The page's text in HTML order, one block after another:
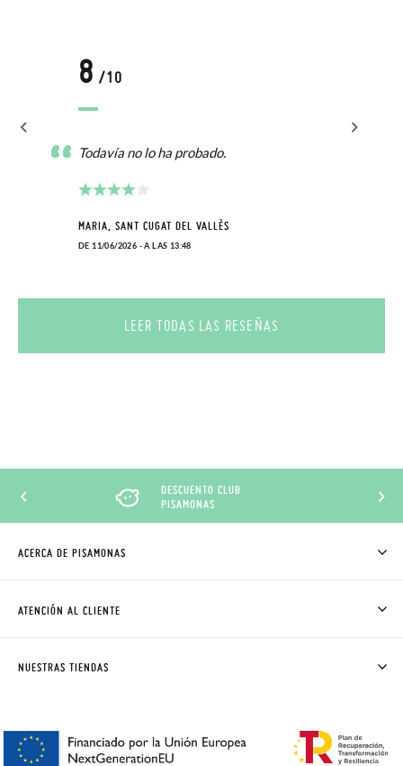
8 /10
Todavía no lo ha probado.
MARIA, SANT CUGAT DEL VALLÈS
DE 11/06/2026 - A LAS 13:48
LEER TODAS LAS RESEÑAS
DESCUENTO CLUB
PISAMONAS
ACERCA DE PISAMONAS
CÓMO COMPRAR
AVISO LEGAL, PRIVACIDAD Y COOKIES
ATENCIÓN AL CLIENTE
PREGUNTAS FRECUENTES
NUESTRAS TIENDAS